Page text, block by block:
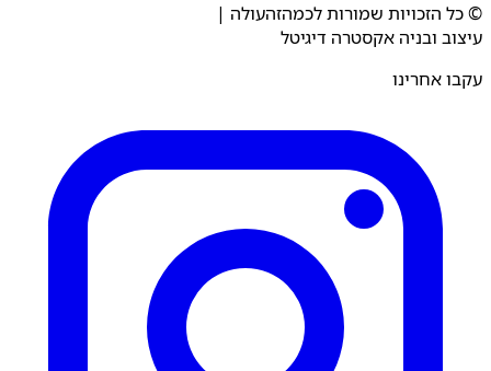
הזכויות שמורות לכמהזהעולה|
ובניה אקסטרה דיגיטל
אחרינו